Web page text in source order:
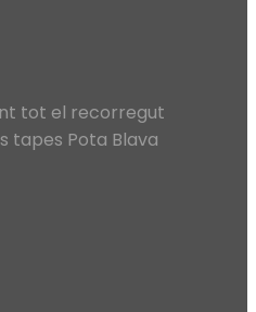
tot el recorregut
tapes Pota Blava